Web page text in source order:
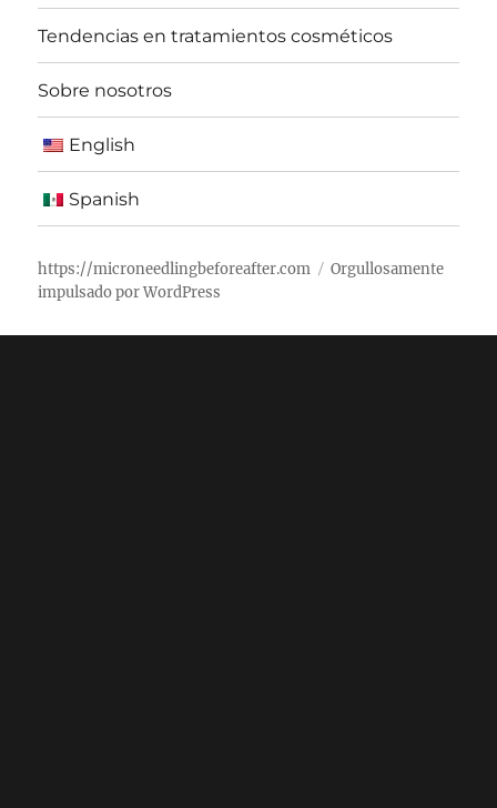
Tendencias en tratamientos cosméticos
Sobre nosotros
English
Spanish
https://microneedlingbeforeafter.com
Orgullosamente
impulsado por WordPress